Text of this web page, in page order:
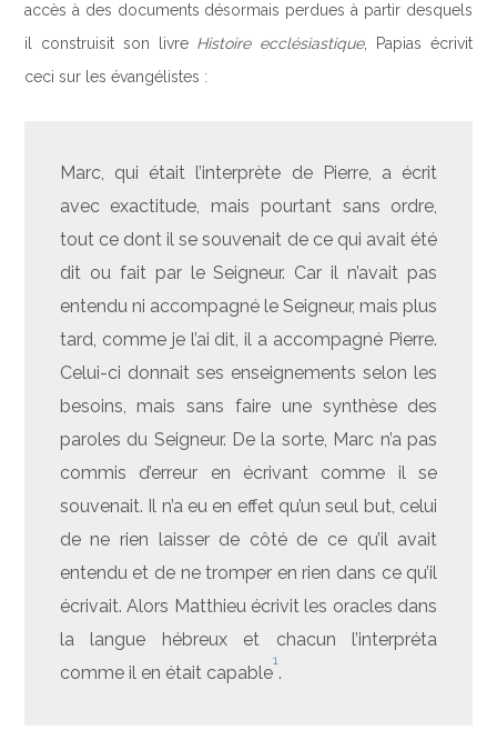
accès à des documents désormais perdues à partir desquels
il construisit son livre Histoire ecclésiastique, Papias écrivit
ceci sur les évangélistes :
Marc, qui était l’interprète de Pierre, a écrit
avec exactitude, mais pourtant sans ordre,
tout ce dont il se souvenait de ce qui avait été
dit ou fait par le Seigneur. Car il n’avait pas
entendu ni accompagné le Seigneur, mais plus
tard, comme je l’ai dit, il a accompagné Pierre.
Celui-ci donnait ses enseignements selon les
besoins, mais sans faire une synthèse des
paroles du Seigneur. De la sorte, Marc n’a pas
commis d’erreur en écrivant comme il se
souvenait. Il n’a eu en effet qu’un seul but, celui
de ne rien laisser de côté de ce qu’il avait
entendu et de ne tromper en rien dans ce qu’il
écrivait. Alors Matthieu écrivit les oracles dans
la langue hébreux et chacun l’interpréta
comme il en était capable
1
.